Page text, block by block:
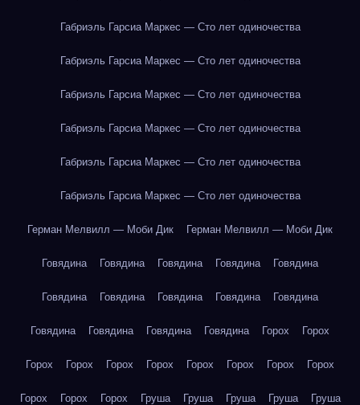
Габриэль Гарсиа Маркес — Сто лет одиночества
Габриэль Гарсиа Маркес — Сто лет одиночества
Габриэль Гарсиа Маркес — Сто лет одиночества
Габриэль Гарсиа Маркес — Сто лет одиночества
Габриэль Гарсиа Маркес — Сто лет одиночества
Габриэль Гарсиа Маркес — Сто лет одиночества
Герман Мелвилл — Моби Дик Герман Мелвилл — Моби Дик
Говядина Говядина Говядина Говядина Говядина
Говядина Говядина Говядина Говядина Говядина
Говядина Говядина Говядина Говядина Горох Горох
Горох Горох Горох Горох Горох Горох Горох Горох
Горох Горох Горох Груша Груша Груша Груша Груша